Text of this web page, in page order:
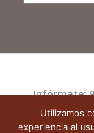
Infórmate:
Utilizamos
experiencia al